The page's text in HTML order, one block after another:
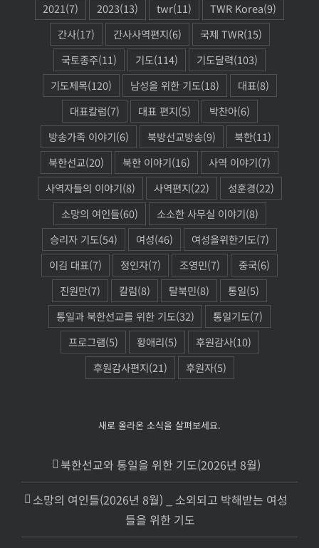
2021(7) 2023(13) twr(11) TWR Korea(9)
간사(17) 간사사역편지(6) 국제 TWR(15)
국토종주(11) 기도(114) 기도달력(103)
기도제목(120) 남성을 위한 기도(18) 대표(8)
대표칼럼(7) 대표 편지(5) 박찬아(6)
방송가족 이야기(6) 북방선교방송(9) 북한(11)
북한선교(20) 북한 이야기(16) 사역 이야기(7)
사역자들의 이야기(8) 사역편지(22) 성훈경(22)
소망의 여인들(60) 소소한 사무실 이야기(8)
승리자 기도(54) 여성(46) 여성을위한기도(7)
이김 대표(7) 정인자(7) 조영민(7) 중국(6)
진원만(7) 칼럼(8) 탈북민(8) 통일(5)
통일과 북한선교를 위한 기도(32) 통일기도(7)
프로그램(5) 황애리(5) 후원감사(10)
후원감사편지(21) 후원자(5)
새로 올라온 소식을 살펴보세요.
북한선교와 통일을 위한 기도(2026년 8월)
소망의 여인들(2026년 8월) _ 소외되고 박해받는 여성
들을 위한 기도